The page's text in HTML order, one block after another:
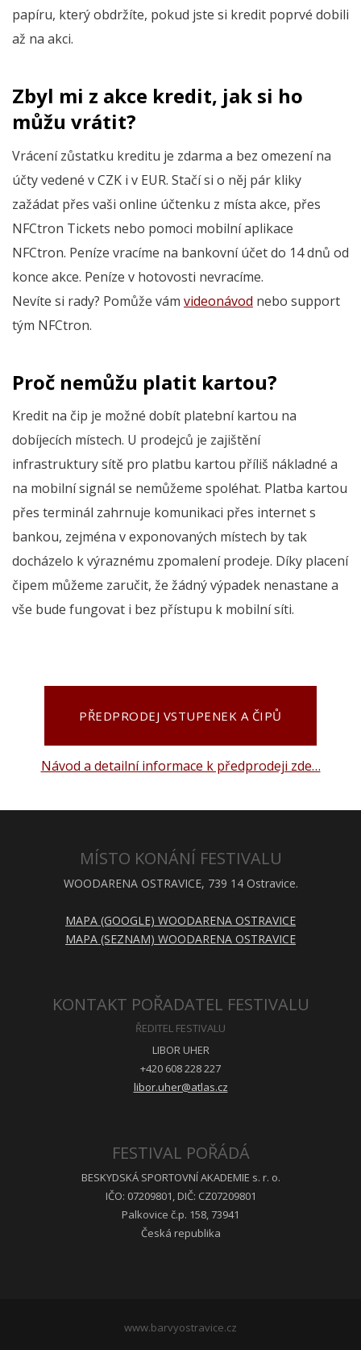
papíru, který obdržíte, pokud jste si kredit poprvé dobili
až na akci.
Zbyl mi z akce kredit, jak si ho
můžu vrátit?
Vrácení zůstatku kreditu je zdarma a bez omezení na
účty vedené v CZK i v EUR. Stačí si o něj pár kliky
zažádat přes vaši online účtenku z místa akce, přes
NFCtron Tickets nebo pomoci mobilní aplikace
NFCtron. Peníze vracíme na bankovní účet do 14 dnů od
konce akce. Peníze v hotovosti nevracíme.
Nevíte si rady? Pomůže vám videonávod nebo support
tým NFCtron.
Proč nemůžu platit kartou?
Kredit na čip je možné dobít platební kartou na
dobíjecích místech. U prodejců je zajištění
infrastruktury sítě pro platbu kartou příliš nákladné a
na mobilní signál se nemůžeme spoléhat. Platba kartou
přes terminál zahrnuje komunikaci přes internet s
bankou, zejména v exponovaných místech by tak
docházelo k výraznému zpomalení prodeje. Díky placení
čipem můžeme zaručit, že žádný výpadek nenastane a
vše bude fungovat i bez přístupu k mobilní síti.
PŘEDPRODEJ VSTUPENEK A ČIPŮ
Návod a detailní informace k předprodeji zde…
MÍSTO KONÁNÍ FESTIVALU
WOODARENA OSTRAVICE, 739 14 Ostravice.
MAPA (GOOGLE) WOODARENA OSTRAVICE
MAPA (SEZNAM) WOODARENA OSTRAVICE
KONTAKT POŘADATEL FESTIVALU
ŘEDITEL FESTIVALU
LIBOR UHER
+420 608 228 227
libor.uher@atlas.cz
FESTIVAL POŘÁDÁ
BESKYDSKÁ SPORTOVNÍ AKADEMIE s. r. o.
IČO: 07209801, DIČ: CZ07209801
Palkovice č.p. 158, 73941
Česká republika
www.barvyostravice.cz